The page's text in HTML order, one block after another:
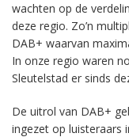
wachten op de
deze regio. Zo’n
DAB+ waarvan
In onze regio waren
Sleutelstad er sinds
De uitrol van DAB+
ingezet op luisteraars